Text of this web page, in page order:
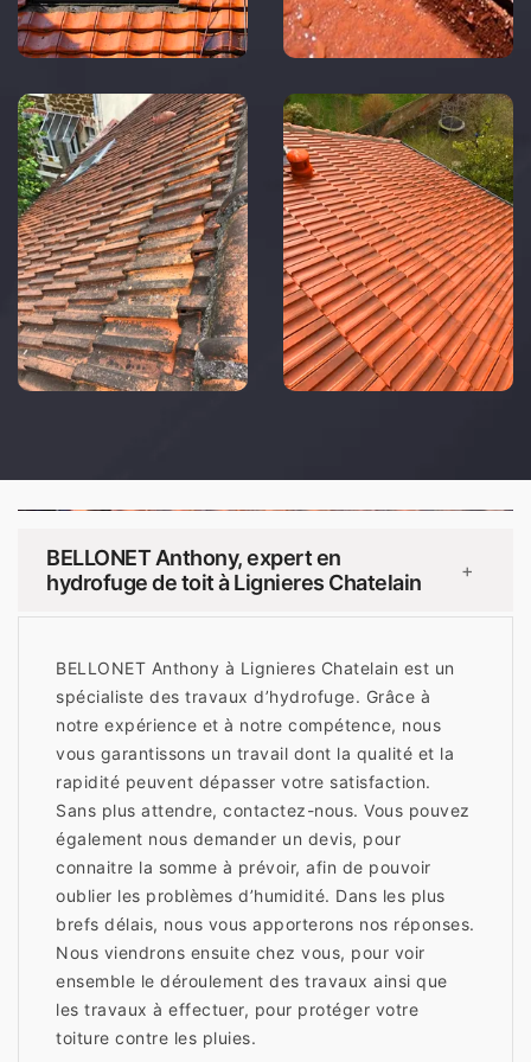
BELLONET Anthony, expert en
hydrofuge de toit à Lignieres Chatelain
+
BELLONET Anthony à Lignieres Chatelain est un
spécialiste des travaux d’hydrofuge. Grâce à
notre expérience et à notre compétence, nous
vous garantissons un travail dont la qualité et la
rapidité peuvent dépasser votre satisfaction.
Sans plus attendre, contactez-nous. Vous pouvez
également nous demander un devis, pour
connaitre la somme à prévoir, afin de pouvoir
oublier les problèmes d’humidité. Dans les plus
brefs délais, nous vous apporterons nos réponses.
Nous viendrons ensuite chez vous, pour voir
ensemble le déroulement des travaux ainsi que
les travaux à effectuer, pour protéger votre
toiture contre les pluies.